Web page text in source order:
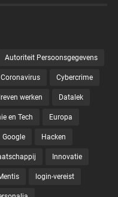
Autoriteit Persoonsgegevens
Coronavirus Cybercrime
werken Datalek
en Tech Europa
Google Hacken
Innovatie
login-vereist